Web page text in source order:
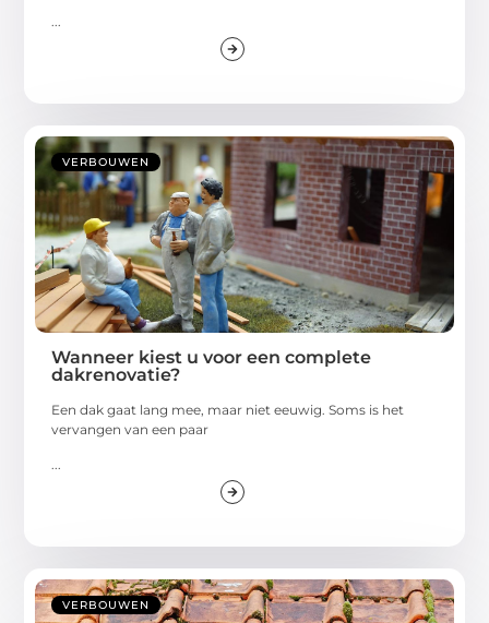
...
VERBOUWEN
Wanneer kiest u voor een complete
dakrenovatie?
Een dak gaat lang mee, maar niet eeuwig. Soms is het
vervangen van een paar
...
VERBOUWEN